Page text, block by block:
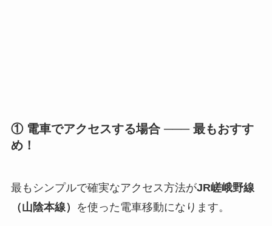
① 電車でアクセスする場合 ─── 最もおすす
め！
最もシンプルで確実なアクセス方法がJR嵯峨野線
（山陰本線）
を使った電車移動になります。